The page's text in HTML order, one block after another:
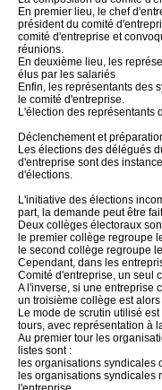
En premier lieu, le chef
président du comité
comité d'entreprise et
réunions.
En deuxième lieu, les
élus par les salariés
Enfin, les représentants des
le comité d'entreprise.
L'élection des représentants
Déclenchement et
Les élections des délégués
d'entreprise sont des
d'élections.
L'initiative des élections
part, la demande peut être
Deux collèges électoraux
le premier collège regroupe
le second collège regroupe
Cependant, dans les
Comité d'entreprise, un seul
A l'inverse, si une entreprise
un troisième collège est
Le mode de scrutin utilisé
tours, avec représentation à
Au premier tour les
listes sont :
les organisations syndicales
les organisations syndicales